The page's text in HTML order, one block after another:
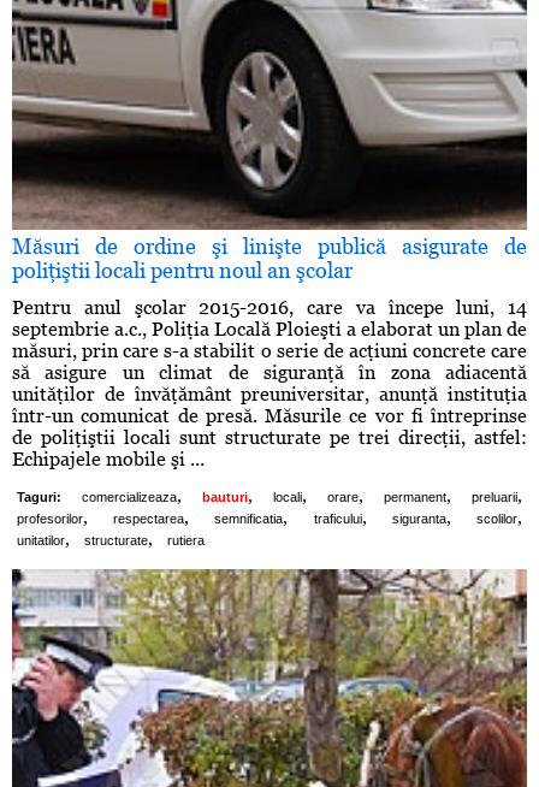
Măsuri de ordine şi linişte publică asigurate de
poliţiştii locali pentru noul an şcolar
Pentru anul şcolar 2015-2016, care va începe luni, 14
septembrie a.c., Poliţia Locală Ploieşti a elaborat un plan de
măsuri, prin care s-a stabilit o serie de acţiuni concrete care
să asigure un climat de siguranţă în zona adiacentă
unităţilor de învăţământ preuniversitar, anunţă instituţia
într-un comunicat de presă. Măsurile ce vor fi întreprinse
de poliţiştii locali sunt structurate pe trei direcţii, astfel:
Echipajele mobile şi ...
Taguri: comercializeaza, bauturi, locali, orare, permanent, preluarii,
profesorilor, respectarea, semnificatia, traficului, siguranta, scolilor,
unitatilor, structurate, rutiera